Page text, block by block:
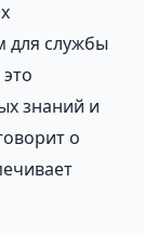
для службы
знаний и
о